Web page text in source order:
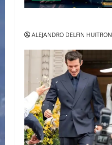
ALEJANDRO DELFIN HUITRON